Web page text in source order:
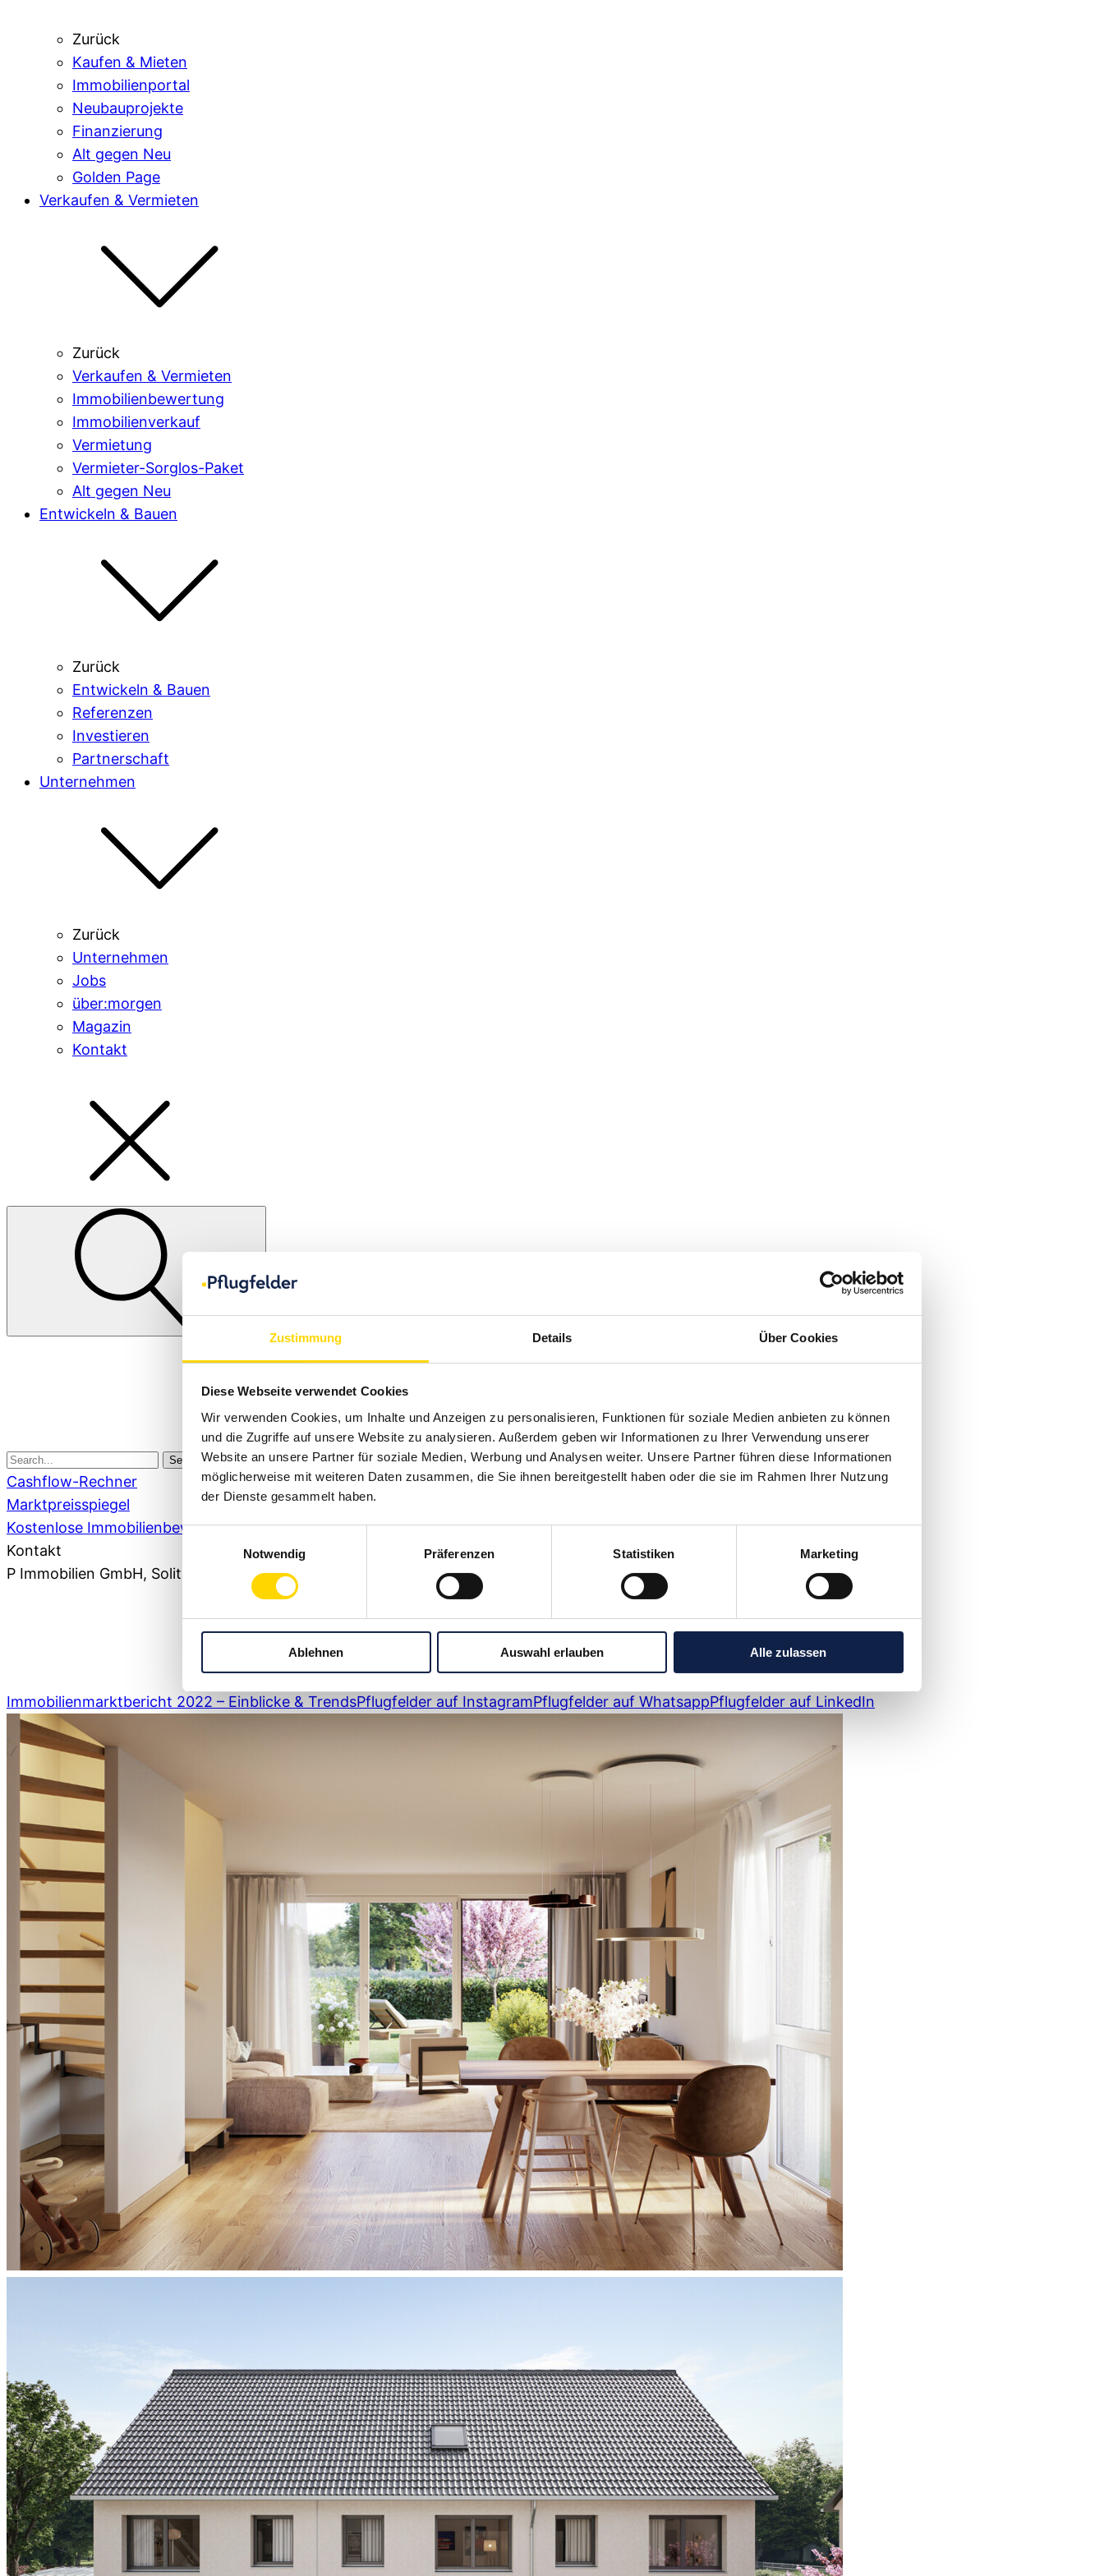
Zustimmung Details Über Cookies
Diese Webseite verwendet Cookies
Wir verwenden Cookies, um Inhalte und Anzeigen zu personalisieren, Funktionen für soziale Medien anbieten zu können
und die Zugriffe auf unsere Website zu analysieren. Außerdem geben wir Informationen zu Ihrer Verwendung unserer
Website an unsere Partner für soziale Medien, Werbung und Analysen weiter. Unsere Partner führen diese Informationen
möglicherweise mit weiteren Daten zusammen, die Sie ihnen bereitgestellt haben oder die sie im Rahmen Ihrer Nutzung
der Dienste gesammelt haben.
Einwilligungsauswahl
Notwendig
Präferenzen Statistiken Marketing
Ablehnen Auswahl erlauben Alle zulassen
Zurück
Kaufen & Mieten
Immobilienportal
Neubauprojekte
Finanzierung
Alt gegen Neu
Golden Page
Verkaufen & Vermieten
Zurück
Verkaufen & Vermieten
Immobilienbewertung
Immobilienverkauf
Vermietung
Vermieter-Sorglos-Paket
Alt gegen Neu
Entwickeln & Bauen
Zurück
Entwickeln & Bauen
Referenzen
Investieren
Partnerschaft
Unternehmen
Zurück
Unternehmen
Jobs
über:morgen
Magazin
Kontakt
Cashflow-Rechner
Marktpreisspiegel
Kostenlose Immobilienbewertung
Kontakt
P Immobilien GmbH, Solitudestraße 49, 71638 Ludwigsburg
Immobilienmarktbericht 2022 – Einblicke & TrendsPflugfelder auf InstagramPflugfelder auf WhatsappPflugfelder auf LinkedIn